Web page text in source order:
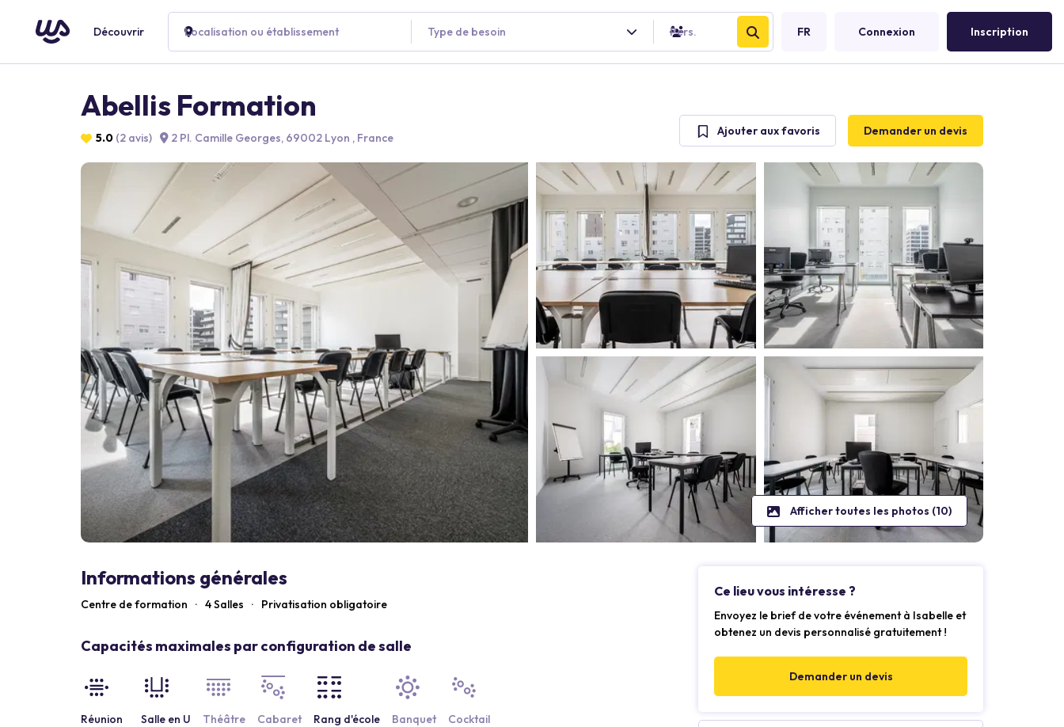
Découvrir Localisation ou établissement Type de besoin Pers. FR Connexion Inscription
Abellis Formation
5.0 (2 avis) 2 Pl. Camille Georges, 69002 Lyon , France Ajouter aux favoris Demander un devis
Afficher toutes les photos (10)
Informations générales
Centre de formation · 4 Salles · Privatisation obligatoire
Capacités maximales par configuration de salle
Réunion Salle en U Théâtre Cabaret Rang d'école Banquet Cocktail
Ce lieu vous intéresse ?
Envoyez le brief de votre événement à Isabelle et
obtenez un devis personnalisé gratuitement !
Demander un devis